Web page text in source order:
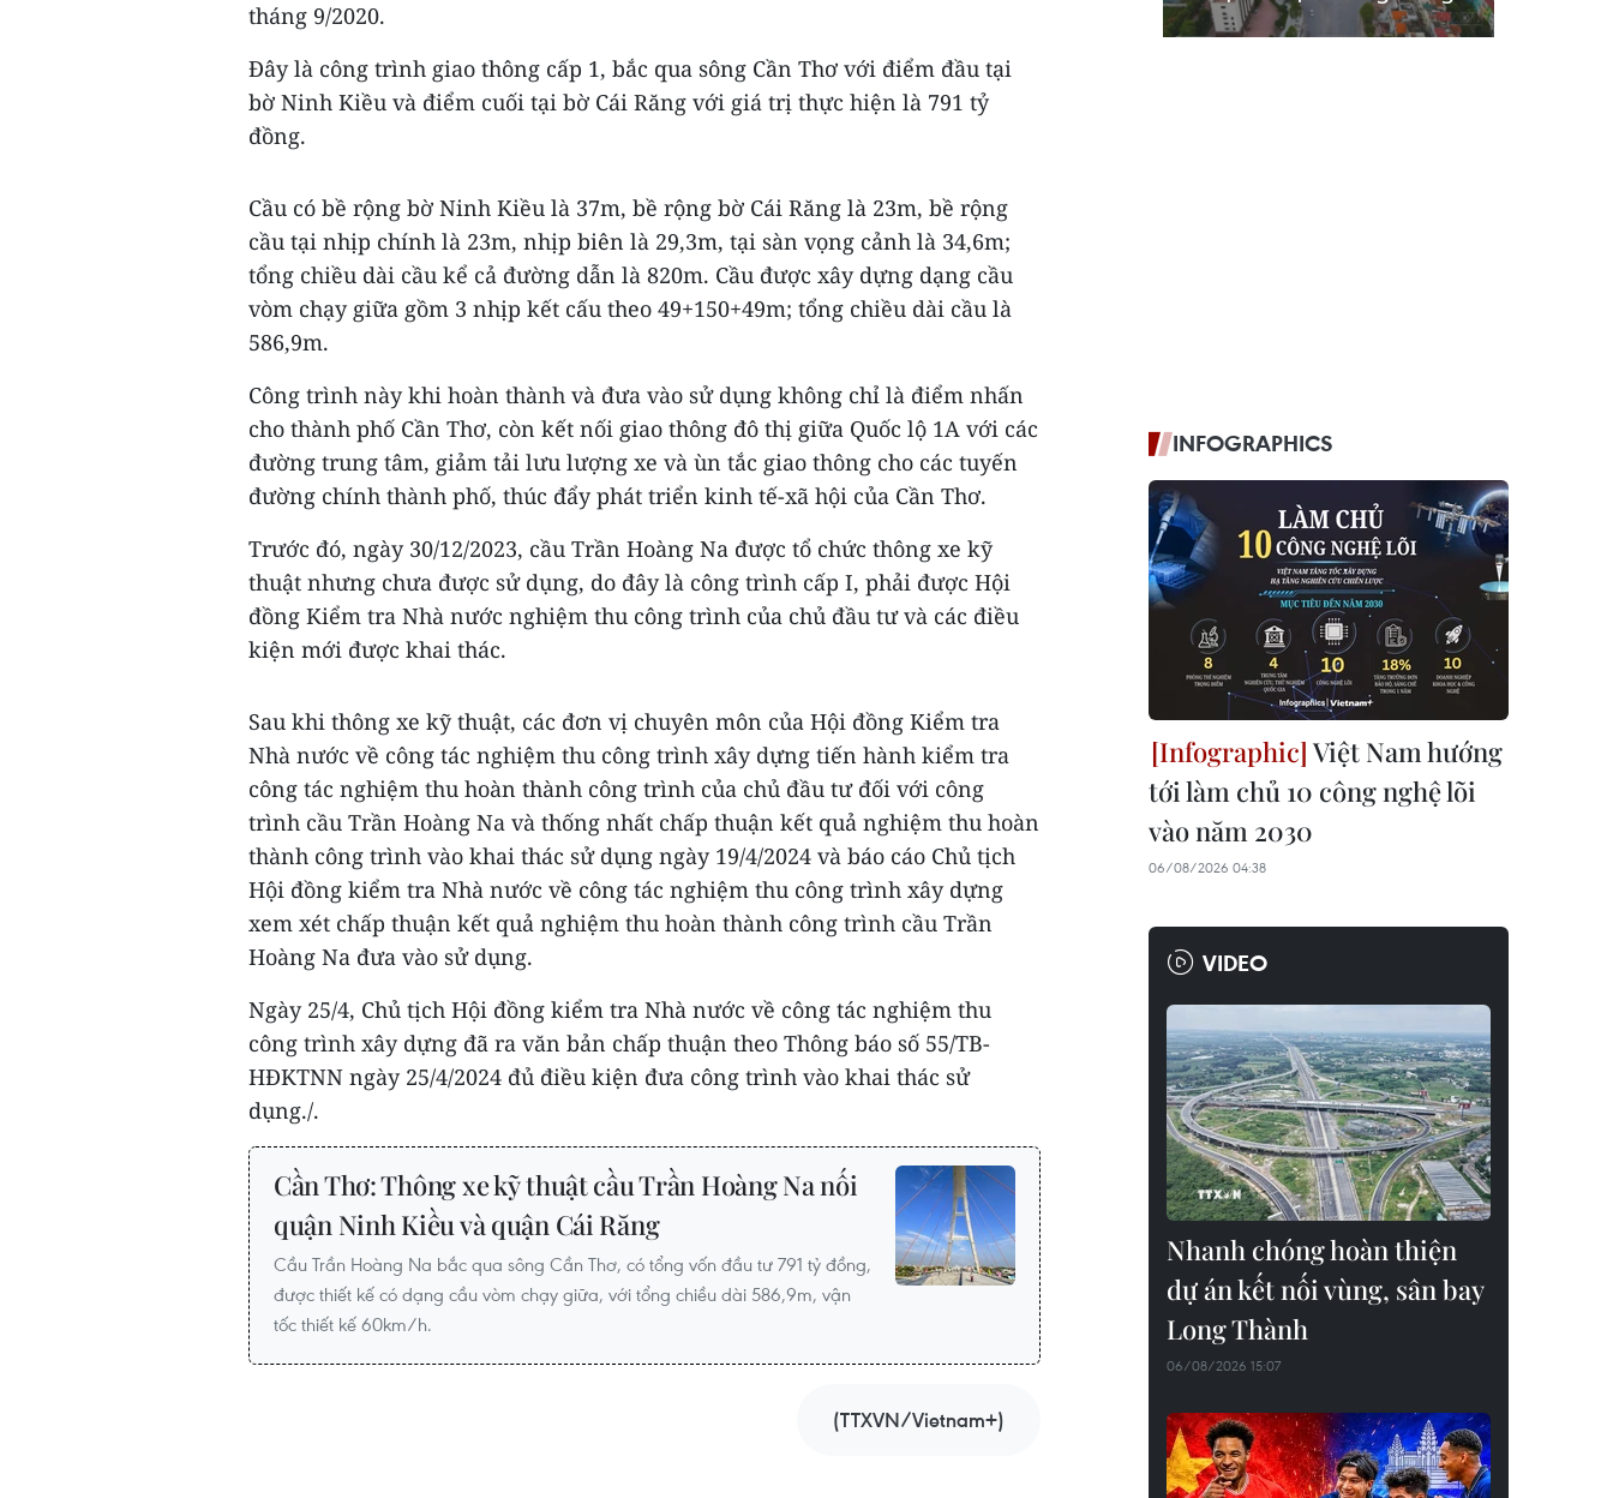
tháng 9/2020.
Ðây là công trình giao thông cấp 1, bắc qua sông Cần Thơ với điểm đầu tại
bờ Ninh Kiều và điểm cuối tại bờ Cái Răng với giá trị thực hiện là 791 tỷ
đồng.
Cầu có bề rộng bờ Ninh Kiều là 37m, bề rộng bờ Cái Răng là 23m, bề rộng
cầu tại nhịp chính là 23m, nhịp biên là 29,3m, tại sàn vọng cảnh là 34,6m;
tổng chiều dài cầu kể cả đường dẫn là 820m. Cầu được xây dựng dạng cầu
vòm chạy giữa gồm 3 nhịp kết cấu theo 49+150+49m; tổng chiều dài cầu là
586,9m.
Công trình này khi hoàn thành và đưa vào sử dụng không chỉ là điểm nhấn
cho thành phố Cần Thơ, còn kết nối giao thông đô thị giữa Quốc lộ 1A với các
đường trung tâm, giảm tải lưu lượng xe và ùn tắc giao thông cho các tuyến
đường chính thành phố, thúc đẩy phát triển kinh tế-xã hội của Cần Thơ.
Trước đó, ngày 30/12/2023, cầu Trần Hoàng Na được tổ chức thông xe kỹ
thuật nhưng chưa được sử dụng, do đây là công trình cấp I, phải được Hội
đồng Kiểm tra Nhà nước nghiệm thu công trình của chủ đầu tư và các điều
kiện mới được khai thác.
Sau khi thông xe kỹ thuật, các đơn vị chuyên môn của Hội đồng Kiểm tra
Nhà nước về công tác nghiệm thu công trình xây dựng tiến hành kiểm tra
công tác nghiệm thu hoàn thành công trình của chủ đầu tư đối với công
trình cầu Trần Hoàng Na và thống nhất chấp thuận kết quả nghiệm thu hoàn
thành công trình vào khai thác sử dụng ngày 19/4/2024 và báo cáo Chủ tịch
Hội đồng kiểm tra Nhà nước về công tác nghiệm thu công trình xây dựng
xem xét chấp thuận kết quả nghiệm thu hoàn thành công trình cầu Trần
Hoàng Na đưa vào sử dụng.
Ngày 25/4, Chủ tịch Hội đồng kiểm tra Nhà nước về công tác nghiệm thu
công trình xây dựng đã ra văn bản chấp thuận theo Thông báo số 55/TB-
HĐKTNN ngày 25/4/2024 đủ điều kiện đưa công trình vào khai thác sử
dụng./.
Cần Thơ: Thông xe kỹ thuật cầu Trần Hoàng Na nối
quận Ninh Kiều và quận Cái Răng
Cầu Trần Hoàng Na bắc qua sông Cần Thơ, có tổng vốn đầu tư 791 tỷ đồng,
được thiết kế có dạng cầu vòm chạy giữa, với tổng chiều dài 586,9m, vận
tốc thiết kế 60km/h.
(TTXVN/Vietnam+)
INFOGRAPHICS
Việt Nam hướng
tới làm chủ 10 công nghệ lõi
vào năm 2030
06/08/2026 04:38
VIDEO
Nhanh chóng hoàn thiện
dự án kết nối vùng, sân bay
Long Thành
06/08/2026 15:07